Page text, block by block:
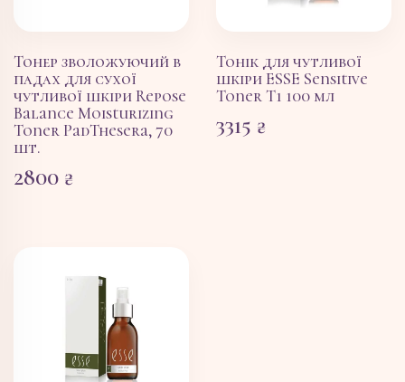
Тонер зволожуючий в
падах для сухої
чутливої шкіри Repose
Balance Moisturizing
Toner PadThesera, 70
шт.
2800 ₴
Тонік для чутливої
шкіри ESSE Sensitive
Toner T1 100 мл
3315 ₴